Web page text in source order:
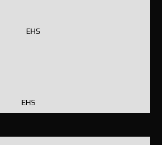
EHS